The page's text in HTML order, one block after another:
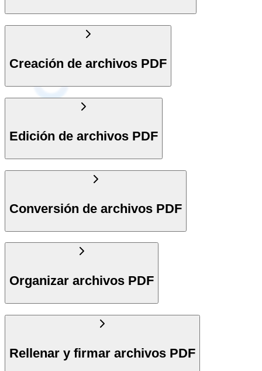
Creación de archivos PDF
Edición de archivos PDF
Conversión de archivos PDF
Organizar archivos PDF
Rellenar y firmar archivos PDF